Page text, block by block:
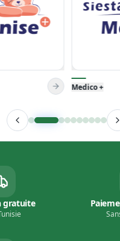
Medico +
Relax+
gratuite